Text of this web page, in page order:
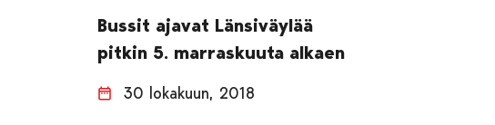
Bussit ajavat Länsiväylää
pitkin 5. marraskuuta alkaen
30 lokakuun, 2018